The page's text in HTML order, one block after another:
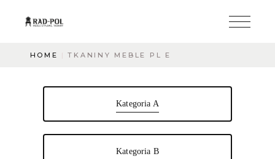
HOME TKANINY MEBLE PL E
Kategoria A
Kategoria B